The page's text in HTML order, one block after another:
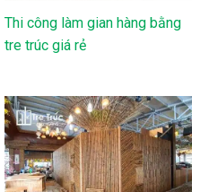
Thi công làm gian hàng bằng
tre trúc giá rẻ